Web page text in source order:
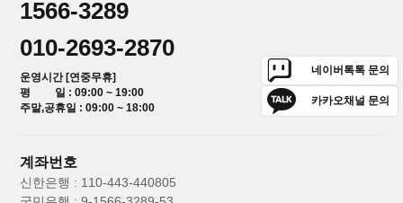
1566-3289
010-2693-2870
운영시간 [연중무휴]
평 일 : 09:00 ~ 19:00
주말,공휴일 : 09:00 ~ 18:00
네이버톡톡 문의
카카오채널 문의
계좌번호
신한은행 : 110-443-440805